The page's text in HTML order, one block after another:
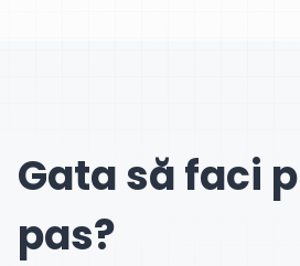
Gata să faci
pas?